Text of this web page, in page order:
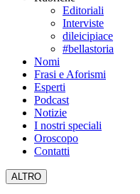
Editoriali
Interviste
dileicipiace
#bellastoria
Nomi
Frasi e Aforismi
Esperti
Podcast
Notizie
I nostri speciali
Oroscopo
Contatti
ALTRO